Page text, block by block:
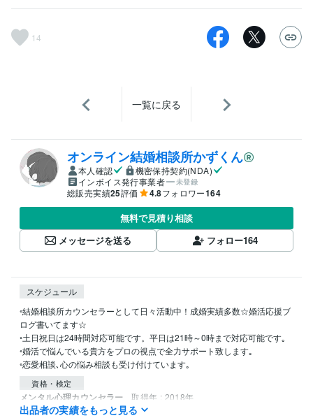
14
一覧に戻る
オンライン結婚相談所かずくん
本人確認
機密保持契約(NDA)
インボイス発行事業者
未登録
総販売実績25評価 4.8フォロワー164
無料で見積り相談
メッセージを送る
フォロー164
スケジュール
◦結婚相談所カウンセラーとして日々活動中！成婚実績多数☆婚活応援ブ
ログ書いてます☆
◦土日祝日は24時間対応可能です。平日は21時～0時まで対応可能です｡
◦婚活で悩んでいる貴方をプロの視点で全力サポート致します｡
◦恋愛相談､心の悩み相談も受け付けています｡
資格・検定
メンタル心理カウンセラー 取得年 : 2018年
ポジティブ心理学実践インストラクター
出品者の実績をもっと見る